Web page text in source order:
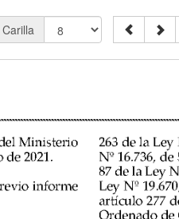
Carilla